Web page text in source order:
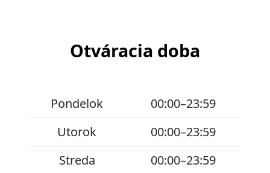
Otváracia doba
Pondelok
00:00–23:59
Utorok
00:00–23:59
Streda
00:00–23:59